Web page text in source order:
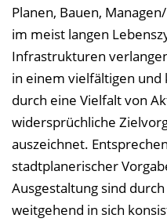
Planen, Bauen,
im meist langen
Infrastrukturen
in einem vielfältigen und
durch eine Vielfalt von
widersprüchliche
auszeichnet.
stadtplanerischer
Ausgestaltung sind
weitgehend in sich